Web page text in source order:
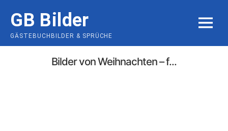
content
GB Bilder
GÄSTEBUCHBILDER & SPRÜCHE
MENU
Bilder von Weihnachten – f...